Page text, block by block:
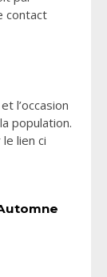
contact
l’occasion
population.
lien ci